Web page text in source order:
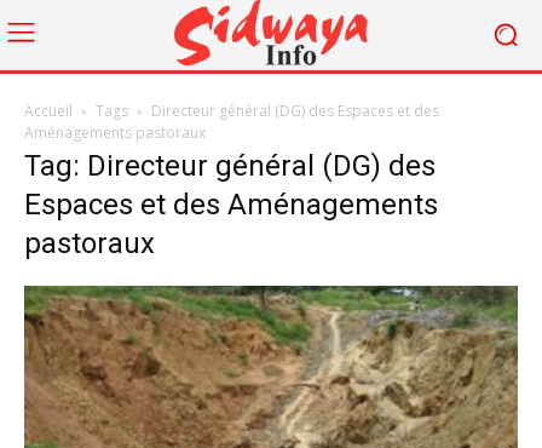
Accueil Tags
Directeur général (DG) des Espaces et des
Aménagements pastoraux
Tag: Directeur général (DG) des
Espaces et des Aménagements
pastoraux